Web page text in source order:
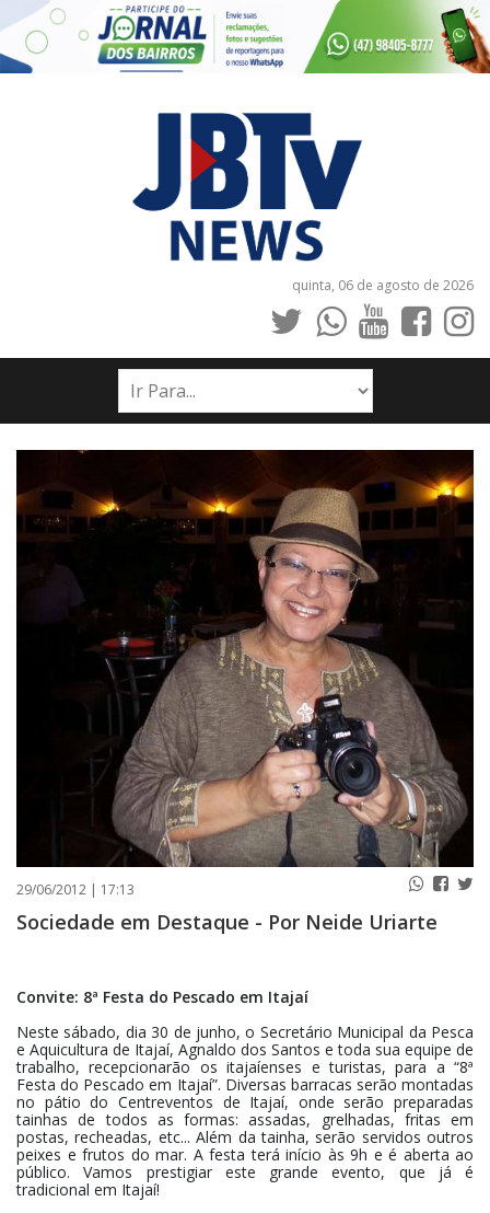
quinta, 06 de agosto de 2026
INÍCIO
NOTÍCIAS
JORNAIS
PUBLICAÇÕES LEGAIS
CONTATO
29/06/2012 | 17:13
Sociedade em Destaque - Por Neide Uriarte
Convite: 8ª Festa do Pescado em Itajaí
Neste sábado, dia 30 de junho, o Secretário Municipal da Pesca
e Aquicultura de Itajaí, Agnaldo dos Santos e toda sua equipe de
trabalho, recepcionarão os itajaíenses e turistas, para a “8ª
Festa do Pescado em Itajaí”. Diversas barracas serão montadas
no pátio do Centreventos de Itajaí, onde serão preparadas
tainhas de todos as formas: assadas, grelhadas, fritas em
postas, recheadas, etc... Além da tainha, serão servidos outros
peixes e frutos do mar. A festa terá início às 9h e é aberta ao
público. Vamos prestigiar este grande evento, que já é
tradicional em Itajaí!